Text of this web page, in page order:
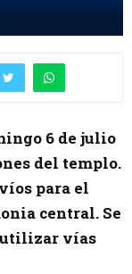
6 de julio
del templo.
para el
central. Se
utilizar vías